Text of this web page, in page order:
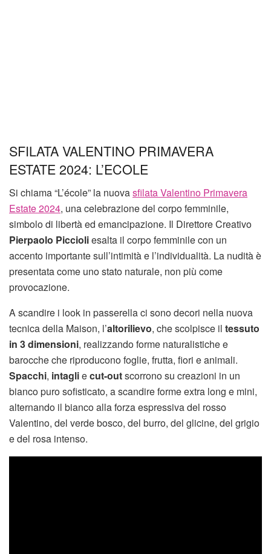
SFILATA VALENTINO PRIMAVERA
ESTATE 2024: L’ECOLE
Si chiama “L’école” la nuovasfilata Valentino Primavera
Estate 2024, una celebrazione del corpo femminile,
simbolo di libertà ed emancipazione. Il Direttore Creativo
Pierpaolo Piccioliesalta il corpo femminile con un
accento importante sull’intimità e l’individualità. La nudità è
presentata come uno stato naturale, non più come
provocazione.
A scandire i look in passerella ci sono decori nella nuova
tecnica della Maison, l’altorilievo, che scolpisce il tessuto
in 3 dimensioni, realizzando forme naturalistiche e
barocche che riproducono foglie, frutta, fiori e animali.
Spacchi, intagliecut-outscorrono su creazioni in un
bianco puro sofisticato, a scandire forme extra long e mini,
alternando il bianco alla forza espressiva del rosso
Valentino, del verde bosco, del burro, del glicine, del grigio
e del rosa intenso.